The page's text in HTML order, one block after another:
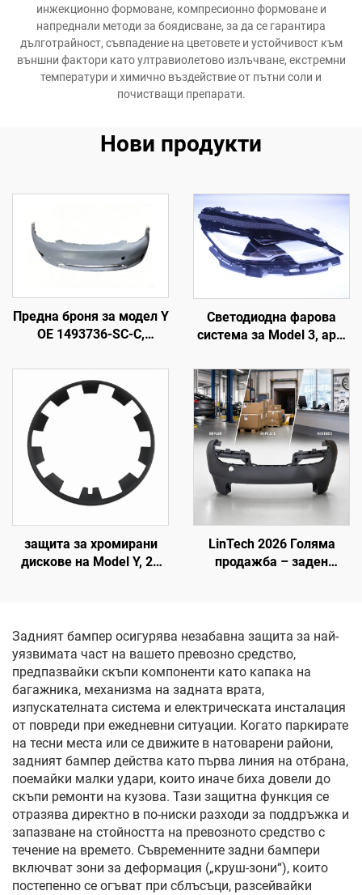
инжекционно формоване, компресионно формоване и
напреднали методи за боядисване, за да се гарантира
дълготрайност, съвпадение на цветовете и устойчивост към
външни фактори като ултравиолетово излъчване, екстремни
температури и химично въздействие от пътни соли и
почистващи препарати.
Нови продукти
Предна броня за модел Y
OE 1493736-SC-C,
формоване, грундирано
покритие, съвместима с
оригиналния радар и
сензор, неразрушителен
монтаж, за сервиз и
поддръжка на автопарк
Светодиодна фарова
система за Model 3, арт.
защита за хромирани
дискове на Model Y, 20
LinTech 2026 Голяма
продажба – заден
оригинално оборудване
(OE) 1582571-SC-C
Задният бампер осигурява незабавна защита за най-
уязвимата част на вашето превозно средство,
предпазвайки скъпи компоненти като капака на
багажника, механизма на задната врата,
изпускателната система и електрическата инсталация
от повреди при ежедневни ситуации. Когато паркирате
на тесни места или се движите в натоварени райони,
задният бампер действа като първа линия на отбрана,
поемайки малки удари, които иначе биха довели до
скъпи ремонти на кузова. Тази защитна функция се
отразява директно в по-ниски разходи за поддръжка и
запазване на стойността на превозното средство с
течение на времето. Съвременните задни бампери
включват зони за деформация („круш-зони“), които
постепенно се огъват при сблъсъци, разсейвайки